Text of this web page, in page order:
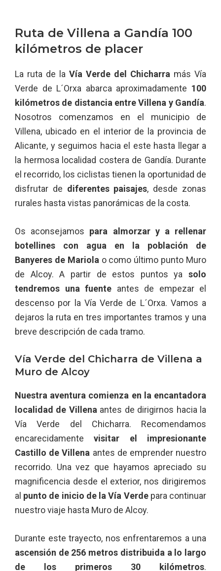
Ruta de Villena a Gandía 100
kilómetros de placer
La ruta de la Vía Verde del Chicharra más Vía
Verde de L´Orxa abarca aproximadamente 100
kilómetros de distancia entre Villena y Gandía.
Nosotros comenzamos en el municipio de
Villena, ubicado en el interior de la provincia de
Alicante, y seguimos hacia el este hasta llegar a
la hermosa localidad costera de Gandía. Durante
el recorrido, los ciclistas tienen la oportunidad de
disfrutar de diferentes paisajes, desde zonas
rurales hasta vistas panorámicas de la costa.
Os aconsejamos para almorzar y a rellenar
botellines con agua en la población de
Banyeres de Mariola o como último punto Muro
de Alcoy. A partir de estos puntos ya solo
tendremos una fuente antes de empezar el
descenso por la Vía Verde de L´Orxa. Vamos a
dejaros la ruta en tres importantes tramos y una
breve descripción de cada tramo.
Vía Verde del Chicharra de Villena a
Muro de Alcoy
Nuestra aventura comienza en la encantadora
localidad de Villena antes de dirigirnos hacia la
Vía Verde del Chicharra. Recomendamos
encarecidamente visitar el impresionante
Castillo de Villena antes de emprender nuestro
recorrido. Una vez que hayamos apreciado su
magnificencia desde el exterior, nos dirigiremos
al punto de inicio de la Vía Verdepara continuar
nuestro viaje hasta Muro de Alcoy.
Durante este trayecto, nos enfrentaremos a una
ascensión de 256 metros distribuida a lo largo
de los primeros 30 kilómetros.